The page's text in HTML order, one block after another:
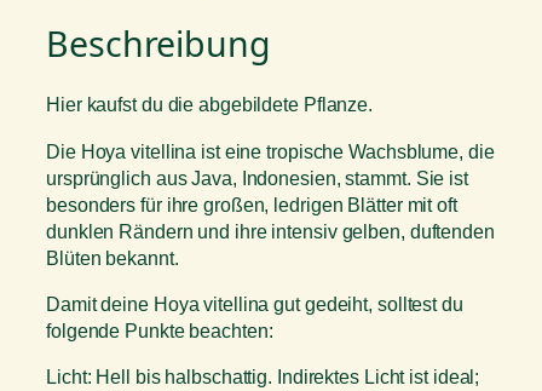
l
i
n
a
M
e
g
e
Beschreibung
Hier kaufst du die abgebildete Pflanze.
Die Hoya vitellina ist eine tropische Wachsblume, die
ursprünglich aus Java, Indonesien, stammt. Sie ist
besonders für ihre großen, ledrigen Blätter mit oft
dunklen Rändern und ihre intensiv gelben, duftenden
Blüten bekannt.
Damit deine Hoya vitellina gut gedeiht, solltest du
folgende Punkte beachten:
Licht: Hell bis halbschattig. Indirektes Licht ist ideal;